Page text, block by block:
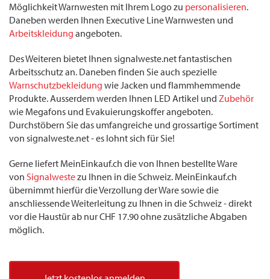
Möglichkeit Warnwesten mit Ihrem Logo zu personalisieren.
Daneben werden Ihnen Executive Line Warnwesten und
Arbeitskleidung angeboten.
Des Weiteren bietet Ihnen signalweste.net fantastischen
Arbeitsschutz an. Daneben finden Sie auch spezielle
Warnschutzbekleidung wie Jacken und flammhemmende
Produkte. Ausserdem werden Ihnen LED Artikel und Zubehör
wie Megafons und Evakuierungskoffer angeboten.
Durchstöbern Sie das umfangreiche und grossartige Sortiment
von signalweste.net - es lohnt sich für Sie!
Gerne liefert MeinEinkauf.ch die von Ihnen bestellte Ware
von Signalwestezu Ihnen in die Schweiz. MeinEinkauf.ch
übernimmt hierfür die Verzollung der Ware sowie die
anschliessende Weiterleitung zu Ihnen in die Schweiz - direkt
vor die Haustür ab nur CHF 17.90 ohne zusätzliche Abgaben
möglich.